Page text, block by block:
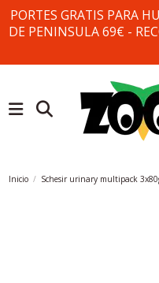
PORTES GRATIS PARA
DE PENINSULA 69€ -
Inicio Schesir urinary multipack